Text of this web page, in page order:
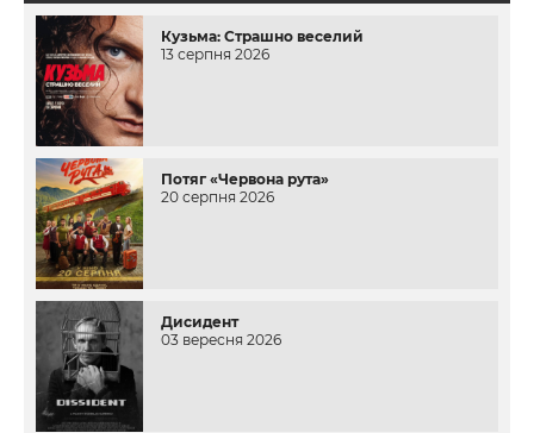
Кузьма: Страшно веселий
13 серпня 2026
Потяг «Червона рута»
20 серпня 2026
Дисидент
03 вересня 2026